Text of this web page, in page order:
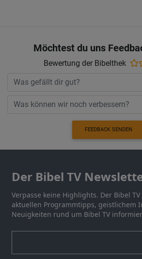
Möchtest du uns
Bewertung der Bibelthek
FEEDBACK SENDEN
Der Bibel TV
Verpasse keine Highlights. Der Bibel
aktuellen Programmtipps, geistlichem
Neuigkeiten rund um Bibel TV